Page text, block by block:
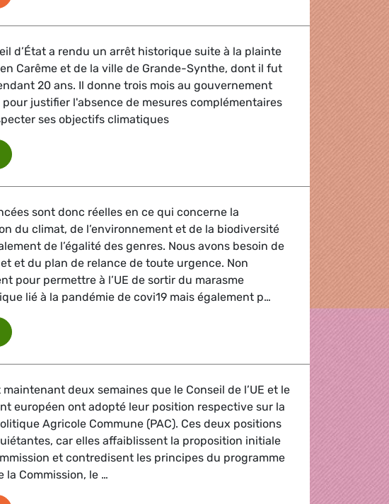
d’État a rendu un arrêt historique suite à la plainte
Carême et de la ville de Grande-Synthe, dont il fut
20 ans. Il donne trois mois au gouvernement
justifier l'absence de mesures complémentaires
ses objectifs climatiques
Conseil d’État somme la France d'agir face aux changements
sont donc réelles en ce qui concerne la
du climat, de l’environnement et de la biodiversité
de l’égalité des genres. Nous avons besoin de
et du plan de relance de toute urgence. Non
pour permettre à l’UE de sortir du marasme
lié à la pandémie de covi19 mais également p…
budget mieux adapté aux enjeux du climat, de la biodiversité et de
maintenant deux semaines que le Conseil de l’UE et le
européen ont adopté leur position respective sur la
Agricole Commune (PAC). Ces deux positions
car elles affaiblissent la proposition initiale
et contredisent les principes du programme
la Commission, le …